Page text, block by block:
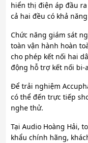
hiển thị điện áp đầu
cả hai đều có khả
Chức năng giám sát
toàn vận hành hoàn
cho phép kết nối hai
động hỗ trợ kết nối bi-
Để trải nghiệm
có thể đến trực tiếp
nghe thử.
Tại Audio Hoàng Hải,
khẩu chính hãng,